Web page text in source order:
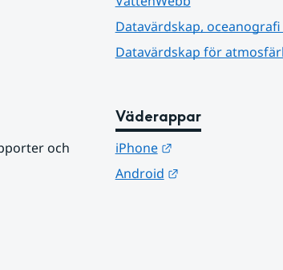
Datavärdskap,
Datavärdskap för
och
Väderappar
iPhone
Länk till annan
Android
Länk till annan